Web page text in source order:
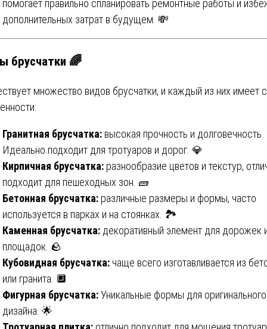
помогает правильно спланировать ремонтные работы и
дополнительных затрат в будущем. 💸
брусчатки 🌈
множество видов брусчатки, и каждый из них имеет
Гранитная брусчатка: высокая прочность и долговечность.
Идеально подходит для тротуаров и дорог. 💎
Кирпичная брусчатка: разнообразие цветов и текстур,
подходит для пешеходных зон. 🧱
Бетонная брусчатка: различные размеры и формы, часто
используется в парках и на стоянках. 🏞️
Каменная брусчатка: декоративный элемент для дорожек
площадок. 🪨
Кубовидная брусчатка: чаще всего изготавливается из
или гранита. 🔲
Фигурная брусчатка:Уникальные формы для оригинального
дизайна. 🌟